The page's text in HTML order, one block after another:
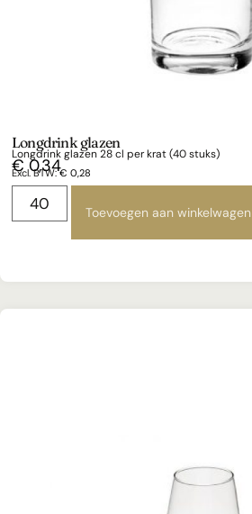
Longdrink glazen
Longdrink glazen 28 cl per krat (40 stuks)
€0,34
Excl. BTW:€ 0,28
Toevoegen aan winkelwagen